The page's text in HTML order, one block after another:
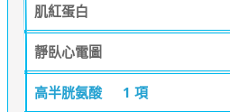
肌紅蛋白
靜臥心電圖
高半胱氨酸 1 項